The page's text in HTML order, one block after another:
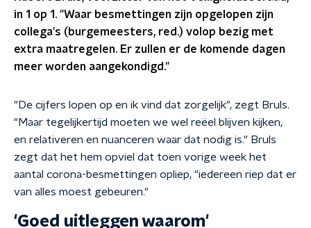
in 1 op 1. "Waar besmettingen zijn opgelopen zijn
collega's (burgemeesters, red.) volop bezig met
extra maatregelen. Er zullen er de komende dagen
meer worden aangekondigd."
"De cijfers lopen op en ik vind dat zorgelijk", zegt Bruls.
"Maar tegelijkertijd moeten we we l reëel blijven kijken,
en relativeren en nuanceren waar dat nodig is." Bruls
zegt dat het hem opviel dat toen vorige week het
aantal corona-besmettingen opliep, "iedereen riep dat er
van alles moest gebeuren."
'Goed uitleggen waarom'